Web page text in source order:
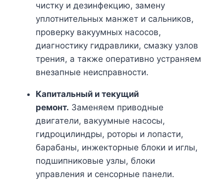
чистку и дезинфекцию, замену
уплотнительных манжет и сальников,
проверку вакуумных насосов,
диагностику гидравлики, смазку узлов
трения, а также оперативно устраняем
внезапные неисправности.
Капитальный и текущий
ремонт. Заменяем приводные
двигатели, вакуумные насосы,
гидроцилиндры, роторы и лопасти,
барабаны, инжекторные блоки и иглы,
подшипниковые узлы, блоки
управления и сенсорные панели.